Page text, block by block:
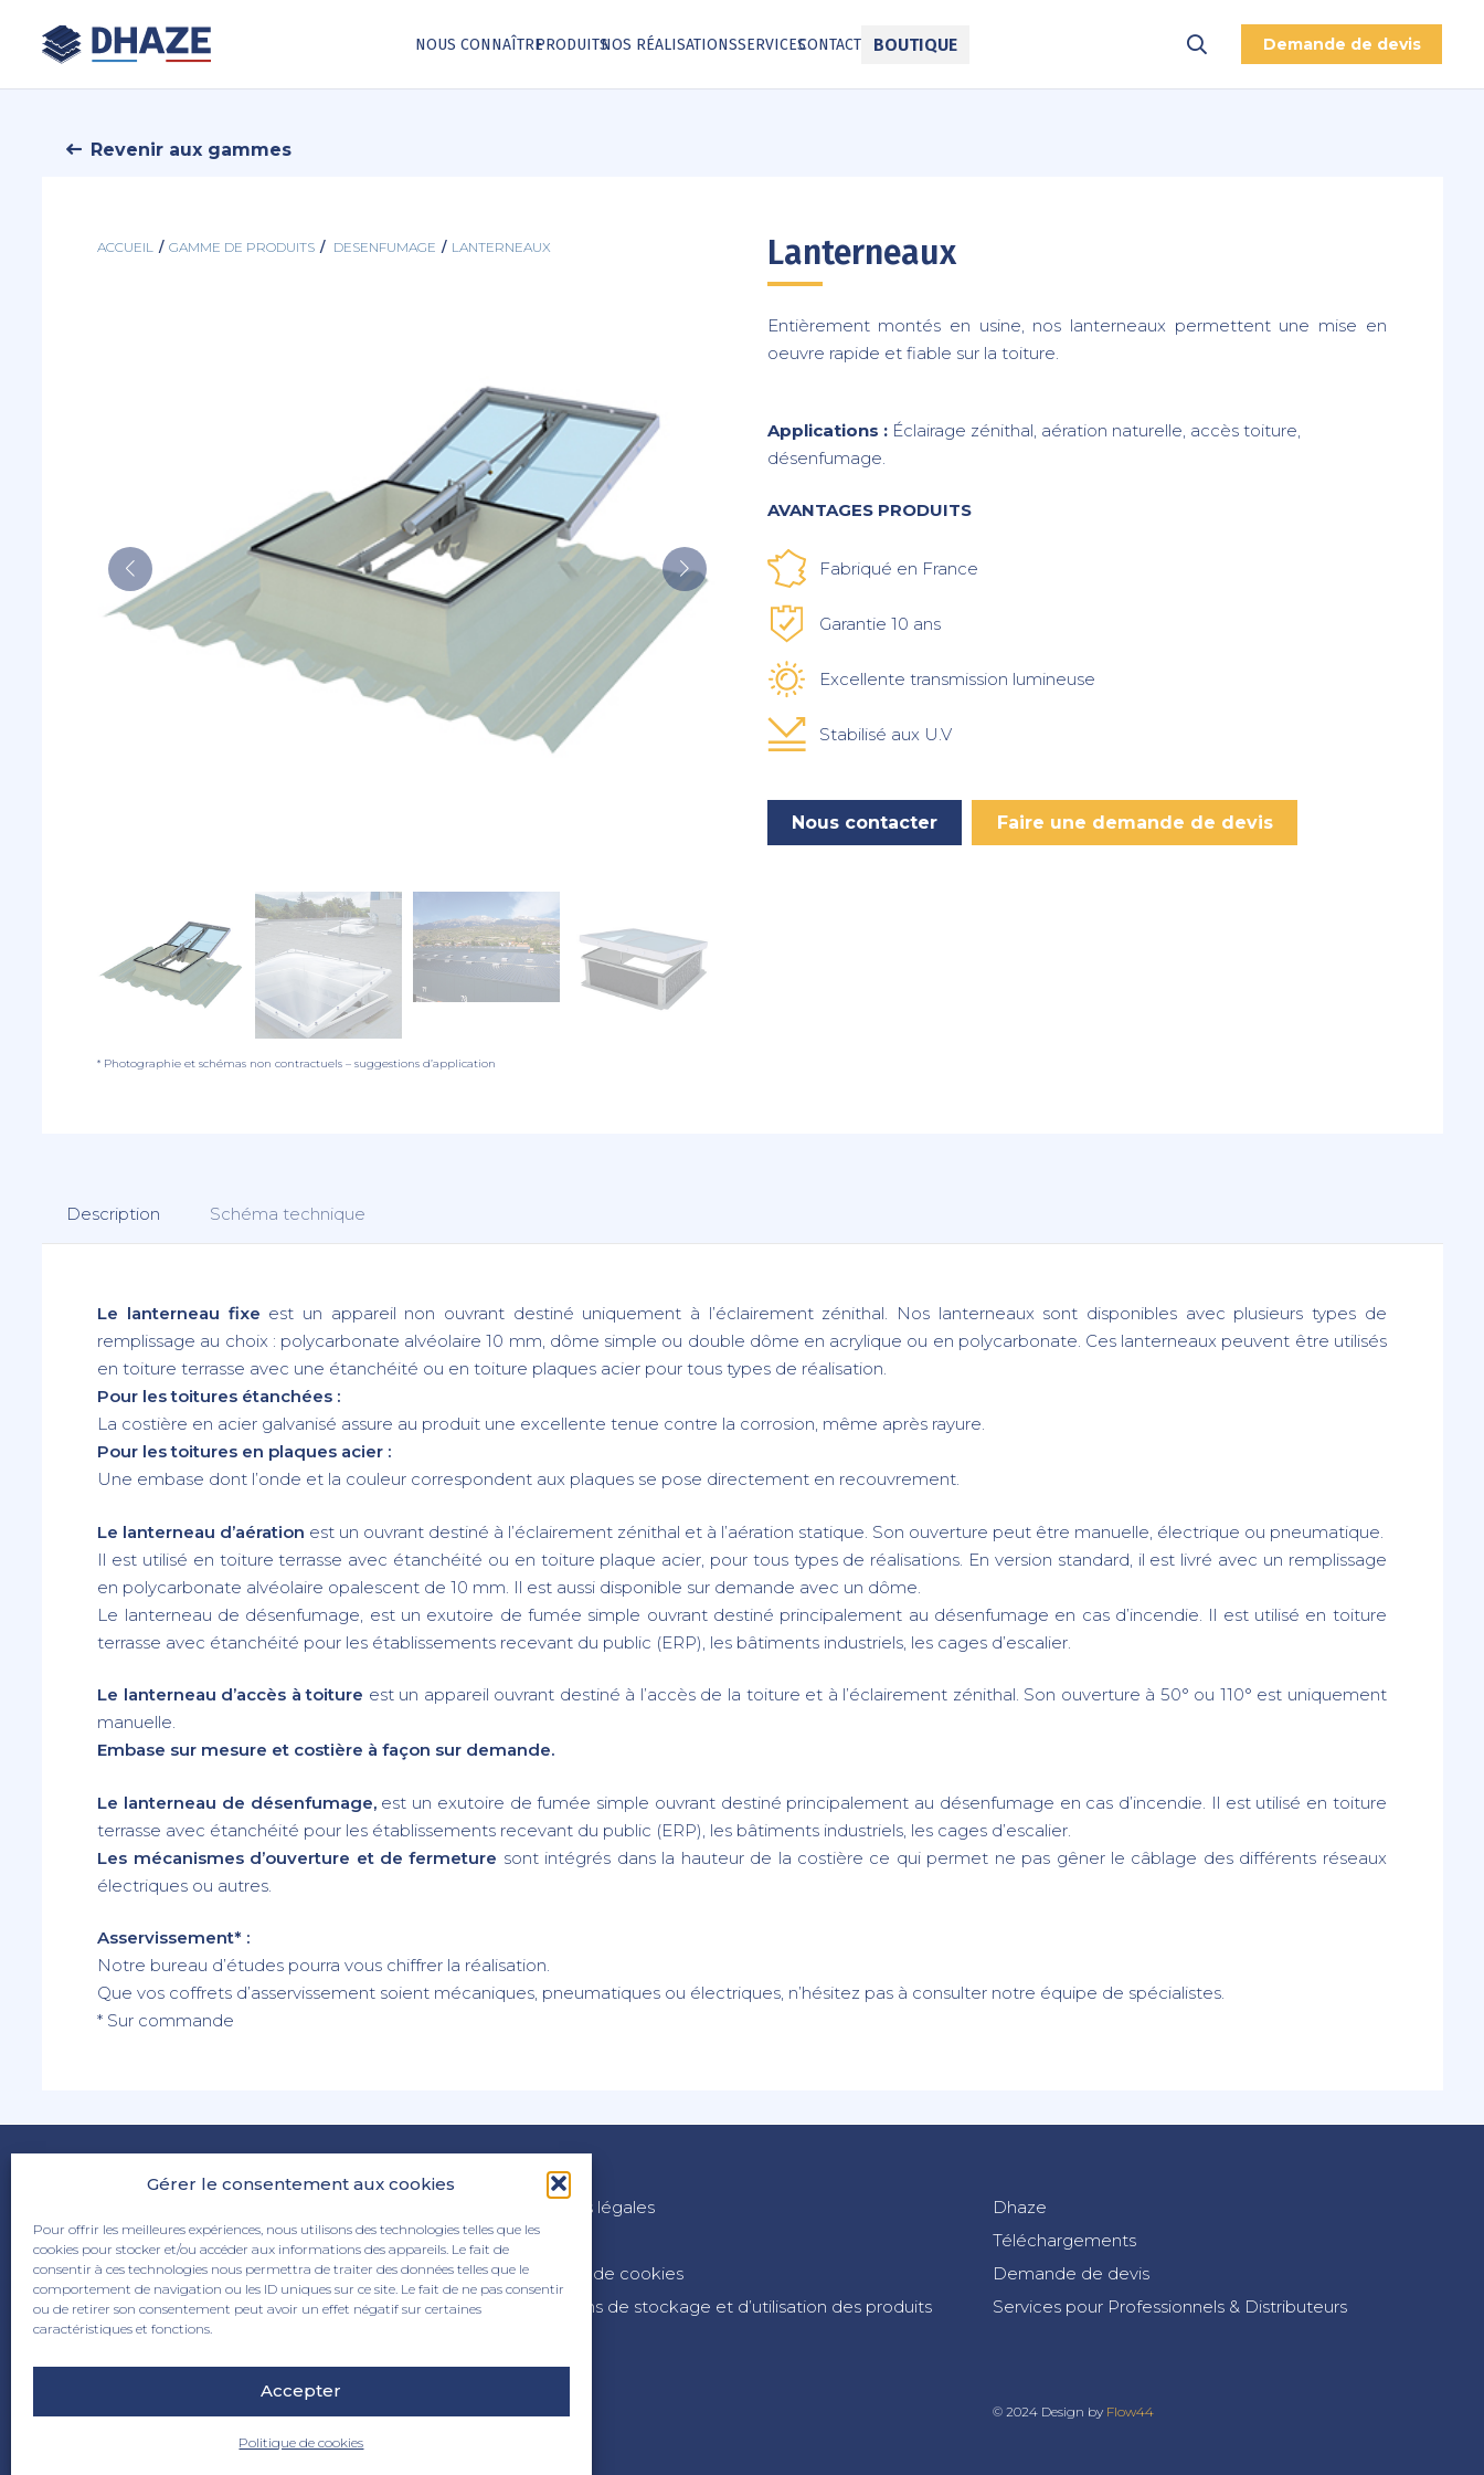
Gérer le consentement aux cookies
Pour offrir les meilleures expériences, nous utilisons des technologies telles que les
cookies pour stocker et/ou accéder aux informations des appareils. Le fait de
consentir à ces technologies nous permettra de traiter des données telles que le
comportement de navigation ou les ID uniques sur ce site. Le fait de ne pas consentir
ou de retirer son consentement peut avoir un effet négatif sur certaines
caractéristiques et fonctions.
Accepter
Politique de cookies
NOUS CONNAÎTREPRODUITSNOS RÉALISATIONSSERVICESCONTACT BOUTIQUE Demande de devis
Revenir aux gammes
ACCUEIL / GAMME DE PRODUITS / DESENFUMAGE / LANTERNEAUX
* Photographie et schémas non contractuels – suggestions d’application
Lanterneaux
Entièrement montés en usine, nos lanterneaux permettent une mise en
oeuvre rapide et fiable sur la toiture.
Applications : Éclairage zénithal, aération naturelle, accès toiture,
désenfumage.
AVANTAGES PRODUITS
Fabriqué en France
Garantie 10 ans
Excellente transmission lumineuse
Stabilisé aux U.V
Nous contacter Faire une demande de devis
Description Schéma technique
Le lanterneau fixe est un appareil non ouvrant destiné uniquement à l’éclairement zénithal. Nos lanterneaux sont disponibles avec plusieurs types de
remplissage au choix : polycarbonate alvéolaire 10 mm, dôme simple ou double dôme en acrylique ou en polycarbonate. Ces lanterneaux peuvent être utilisés
en toiture terrasse avec une étanchéité ou en toiture plaques acier pour tous types de réalisation.
Pour les toitures étanchées :
La costière en acier galvanisé assure au produit une excellente tenue contre la corrosion, même après rayure.
Pour les toitures en plaques acier :
Une embase dont l’onde et la couleur correspondent aux plaques se pose directement en recouvrement.
Le lanterneau d’aération est un ouvrant destiné à l’éclairement zénithal et à l’aération statique. Son ouverture peut être manuelle, électrique ou pneumatique.
Il est utilisé en toiture terrasse avec étanchéité ou en toiture plaque acier, pour tous types de réalisations. En version standard, il est livré avec un remplissage
en polycarbonate alvéolaire opalescent de 10 mm. Il est aussi disponible sur demande avec un dôme.
Le lanterneau de désenfumage, est un exutoire de fumée simple ouvrant destiné principalement au désenfumage en cas d’incendie. Il est utilisé en toiture
terrasse avec étanchéité pour les établissements recevant du public (ERP), les bâtiments industriels, les cages d’escalier.
Le lanterneau d’accès à toiture est un appareil ouvrant destiné à l’accès de la toiture et à l’éclairement zénithal. Son ouverture à 50° ou 110° est uniquement
manuelle.
Embase sur mesure et costière à façon sur demande.
Le lanterneau de désenfumage, est un exutoire de fumée simple ouvrant destiné principalement au désenfumage en cas d’incendie. Il est utilisé en toiture
terrasse avec étanchéité pour les établissements recevant du public (ERP), les bâtiments industriels, les cages d’escalier.
Les mécanismes d’ouverture et de fermeture sont intégrés dans la hauteur de la costière ce qui permet ne pas gêner le câblage des différents réseaux
électriques ou autres.
Asservissement* :
Notre bureau d’études pourra vous chiffrer la réalisation.
Que vos coffrets d’asservissement soient mécaniques, pneumatiques ou électriques, n’hésitez pas à consulter notre équipe de spécialistes.
* Sur commande
6 rue de la Papinerie 59115 Leers
Mentions légales
CGV
Politique de cookies
Conditions de stockage et d’utilisation des produits
Dhaze
Téléchargements
Demande de devis
Services pour Professionnels & Distributeurs
© 2024 Design by Flow44